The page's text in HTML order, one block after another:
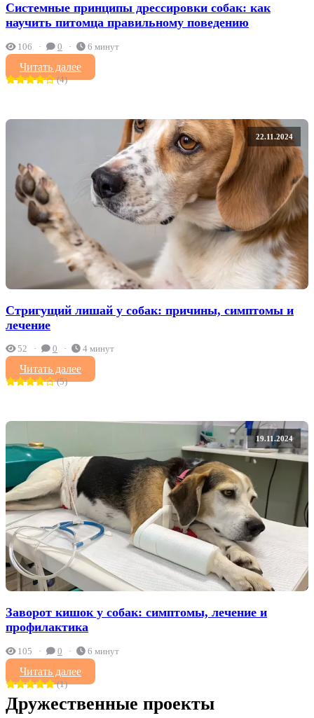
Системные принципы дрессировки собак: как
научить питомца правильному поведению
106 0 6 минут
Читать далее
(4)
22.11.2024
Стригущий лишай у собак: причины, симптомы и
лечение
52 0 4 минут
Читать далее
(5)
19.11.2024
Заворот кишок у собак: симптомы, лечение и
профилактика
105 0 6 минут
Читать далее
(1)
Дружественные проекты